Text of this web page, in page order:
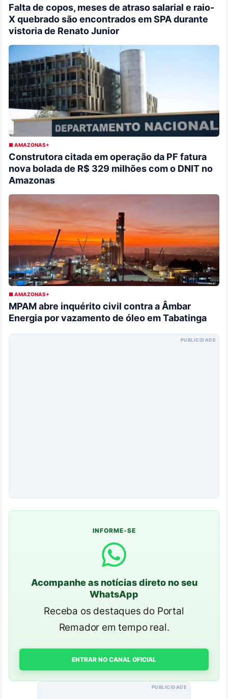
Falta de copos, meses de atraso salarial e raio-
X quebrado são encontrados em SPA durante
vistoria de Renato Junior
■ AMAZONAS+
Construtora citada em operação da PF fatura
nova bolada de R$ 329 milhões com o DNIT no
Amazonas
■ AMAZONAS+
MPAM abre inquérito civil contra a Âmbar
Energia por vazamento de óleo em Tabatinga
PUBLICIDADE
INFORME-SE
Acompanhe as notícias direto no seu
WhatsApp
Receba os destaques do Portal
Remador em tempo real.
ENTRAR NO CANAL OFICIAL
PUBLICIDADE